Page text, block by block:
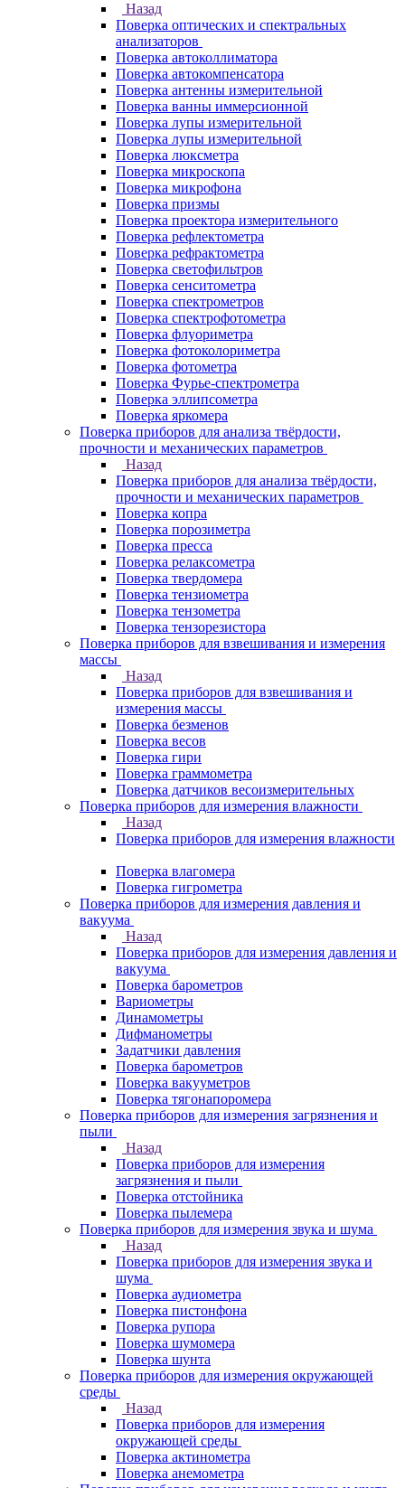
Назад
Поверка оптических и спектральных
анализаторов
Поверка автоколлиматора
Поверка автокомпенсатора
Поверка антенны измерительной
Поверка ванны иммерсионной
Поверка лупы измерительной
Поверка лупы измерительной
Поверка люксметра
Поверка микроскопа
Поверка микрофона
Поверка призмы
Поверка проектора измерительного
Поверка рефлектометра
Поверка рефрактометра
Поверка светофильтров
Поверка сенситометра
Поверка спектрометров
Поверка спектрофотометра
Поверка флуориметра
Поверка фотоколориметра
Поверка фотометра
Поверка Фурье-спектрометра
Поверка эллипсометра
Поверка яркомера
Поверка приборов для анализа твёрдости,
прочности и механических параметров
Назад
Поверка приборов для анализа твёрдости,
прочности и механических параметров
Поверка копра
Поверка порозиметра
Поверка пресса
Поверка релаксометра
Поверка твердомера
Поверка тензиометра
Поверка тензометра
Поверка тензорезистора
Поверка приборов для взвешивания и измерения
массы
Назад
Поверка приборов для взвешивания и
измерения массы
Поверка безменов
Поверка весов
Поверка гири
Поверка граммометра
Поверка датчиков весоизмерительных
Поверка приборов для измерения влажности
Назад
Поверка приборов для измерения влажности
Поверка влагомера
Поверка гигрометра
Поверка приборов для измерения давления и
вакуума
Назад
Поверка приборов для измерения давления и
вакуума
Поверка барометров
Вариометры
Динамометры
Дифманометры
Задатчики давления
Поверка барометров
Поверка вакууметров
Поверка тягонапоромера
Поверка приборов для измерения загрязнения и
пыли
Назад
Поверка приборов для измерения
загрязнения и пыли
Поверка отстойника
Поверка пылемера
Поверка приборов для измерения звука и шума
Назад
Поверка приборов для измерения звука и
шума
Поверка аудиометра
Поверка пистонфона
Поверка рупора
Поверка шумомера
Поверка шунта
Поверка приборов для измерения окружающей
среды
Назад
Поверка приборов для измерения
окружающей среды
Поверка актинометра
Поверка анемометра